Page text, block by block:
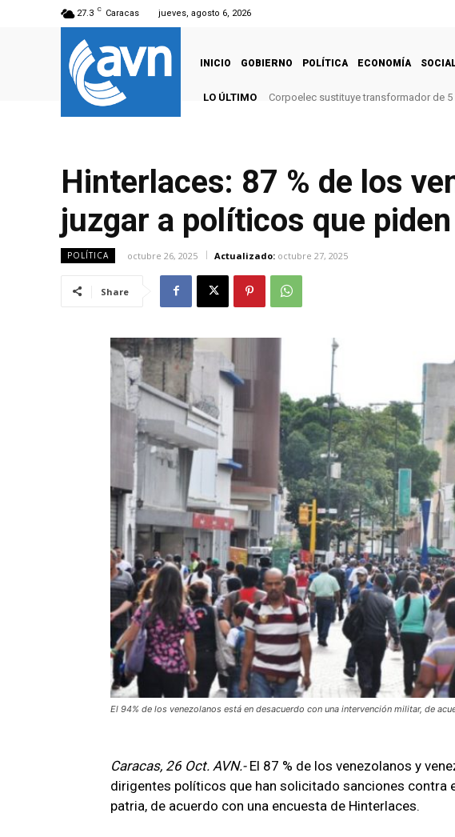
27.3 C Caracas jueves, agosto 6, 2026
INICIO GOBIERNO POLÍTICA ECONOMÍA
LO ÚLTIMO Corpoelec sustituye transformador de
Hinterlaces: 87 % de los
juzgar a políticos que
POLÍTICA octubre 26, 2025 Actualizado: octubre 27, 2025
Share
El 94% de los venezolanos está en desacuerdo con una intervención militar, de
Caracas, 26 Oct. AVN.- El 87 % de los venezolanos y
dirigentes políticos que han solicitado sanciones contra
patria, de acuerdo con una encuesta de Hinterlaces.